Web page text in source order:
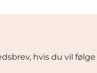
hvis du vil